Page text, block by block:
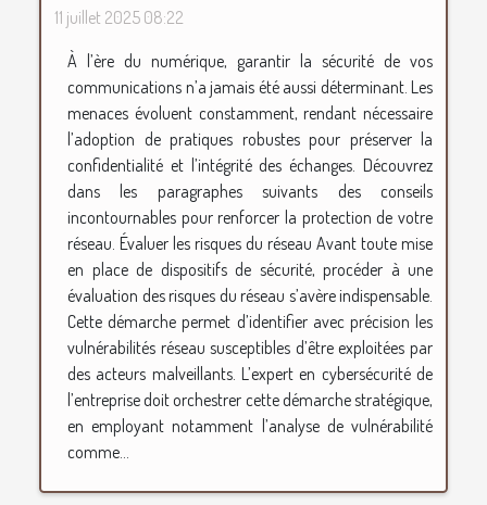
11 juillet 2025 08:22
À l’ère du numérique, garantir la sécurité de vos
communications n’a jamais été aussi déterminant. Les
menaces évoluent constamment, rendant nécessaire
l’adoption de pratiques robustes pour préserver la
confidentialité et l’intégrité des échanges. Découvrez
dans les paragraphes suivants des conseils
incontournables pour renforcer la protection de votre
réseau. Évaluer les risques du réseau Avant toute mise
en place de dispositifs de sécurité, procéder à une
évaluation des risques du réseau s’avère indispensable.
Cette démarche permet d’identifier avec précision les
vulnérabilités réseau susceptibles d’être exploitées par
des acteurs malveillants. L’expert en cybersécurité de
l’entreprise doit orchestrer cette démarche stratégique,
en employant notamment l’analyse de vulnérabilité
comme...